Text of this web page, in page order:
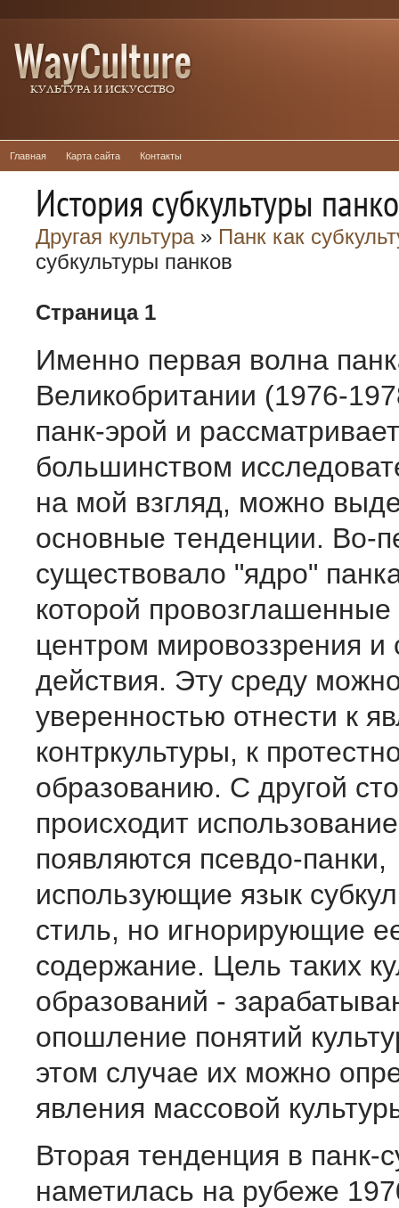
Главная Карта сайта Контакты
История субкультуры
Другая культура» Панк как
субкультуры панков
Страница 1
Именно первая волна
Великобритании (1976-
панк-эрой и
большинством
на мой взгляд, можно
основные тенденции. Во-
существовало "ядро"
которой
центром мировоззрения и
действия. Эту среду
уверенностью отнести к
контркультуры, к
образованию. С другой
происходит
появляются псевдо-панки,
использующие язык
стиль, но игнорирующие
содержание. Цель таких
образований -
опошление понятий
этом случае их можно
явления массовой
Вторая тенденция в панк-
наметилась на рубеже